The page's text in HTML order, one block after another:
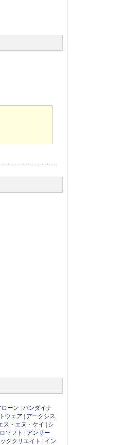
ローン |バンダイナ
ウェア
アークシス
ス・エヌ・ケイ
シ
ソフト
アンサー
ククリエイト
イン